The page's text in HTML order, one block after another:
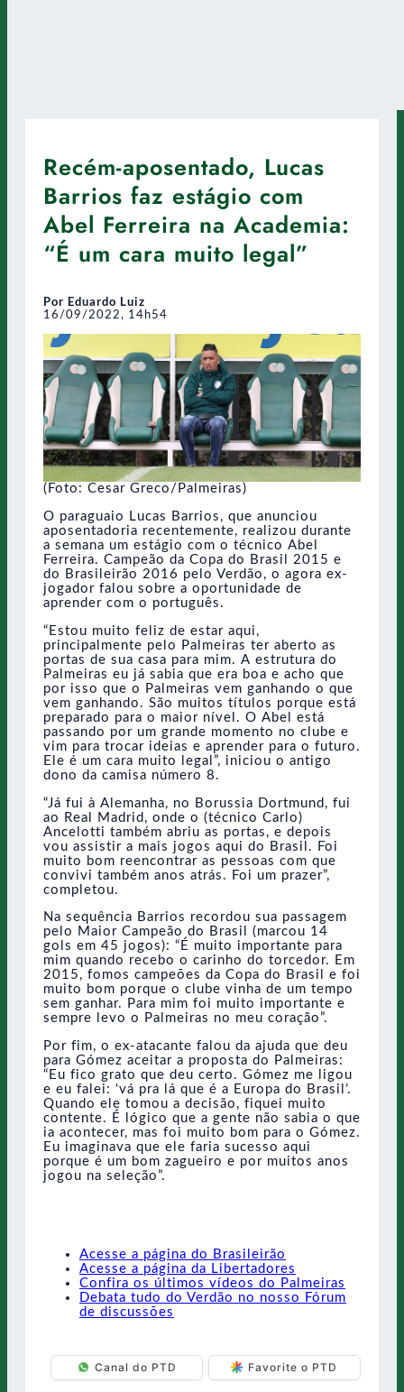
Recém-aposentado, Lucas
Barrios faz estágio com
Abel Ferreira na Academia:
“É um cara muito legal”
Por Eduardo Luiz
16/09/2022, 14h54
(Foto: Cesar Greco/Palmeiras)
O paraguaio Lucas Barrios, que anunciou
aposentadoria recentemente, realizou durante
a semana um estágio com o técnico Abel
Ferreira. Campeão da Copa do Brasil 2015 e
do Brasileirão 2016 pelo Verdão, o agora ex-
jogador falou sobre a oportunidade de
aprender com o português.
“Estou muito feliz de estar aqui,
principalmente pelo Palmeiras ter aberto as
portas de sua casa para mim. A estrutura do
Palmeiras eu já sabia que era boa e acho que
por isso que o Palmeiras vem ganhando o que
vem ganhando. São muitos títulos porque está
preparado para o maior nível. O Abel está
passando por um grande momento no clube e
vim para trocar ideias e aprender para o futuro.
Ele é um cara muito legal”, iniciou o antigo
dono da camisa número 8.
“Já fui à Alemanha, no Borussia Dortmund, fui
ao Real Madrid, onde o (técnico Carlo)
Ancelotti também abriu as portas, e depois
vou assistir a mais jogos aqui do Brasil. Foi
muito bom reencontrar as pessoas com que
convivi também anos atrás. Foi um prazer”,
completou.
Na sequência Barrios recordou sua passagem
pelo Maior Campeão do Brasil (marcou 14
gols em 45 jogos): “É muito importante para
mim quando recebo o carinho do torcedor. Em
2015, fomos campeões da Copa do Brasil e foi
muito bom porque o clube vinha de um tempo
sem ganhar. Para mim foi muito importante e
sempre levo o Palmeiras no meu coração”.
Por fim, o ex-atacante falou da ajuda que deu
para Gómez aceitar a proposta do Palmeiras:
“Eu fico grato que deu certo. Gómez me ligou
e eu falei: ‘vá pra lá que é a Europa do Brasil’.
Quando ele tomou a decisão, fiquei muito
contente. É lógico que a gente não sabia o que
ia acontecer, mas foi muito bom para o Gómez.
Eu imaginava que ele faria sucesso aqui
porque é um bom zagueiro e por muitos anos
jogou na seleção”.
Acesse a página do Brasileirão
Acesse a página da Libertadores
Confira os últimos vídeos do Palmeiras
Debata tudo do Verdão no nosso Fórum
de discussões
Canal do PTD Favorite o PTD